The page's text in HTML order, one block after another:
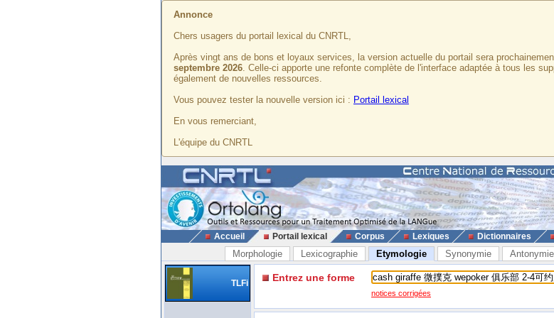
Annonce
Chers usagers du portail lexical du CNRTL,
Après vingt ans de bons et loyaux services, la version actuelle du portail sera
septembre 2026. Celle-ci apporte une refonte complète de l'interface adaptée à tous les
également de nouvelles ressources.
Vous pouvez tester la nouvelle version ici : Portail lexical
En vous remerciant,
L'équipe du CNRTL
Accueil Portail lexical Corpus Lexiques Dictionnaires
Morphologie Lexicographie Etymologie Synonymie Antonymie
TLFi Entrez une forme
notices corrigées